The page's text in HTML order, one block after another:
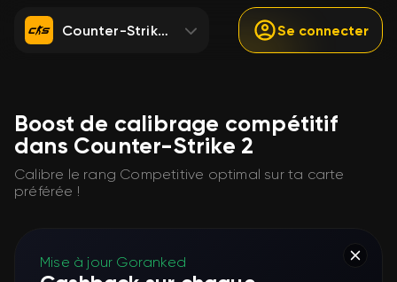
Counter-Strike 2 Se connecter
Boost de calibrage compétitif
dans Counter-Strike 2
Calibre le rang Competitive optimal sur ta carte
préférée !
Mise à jour Goranked